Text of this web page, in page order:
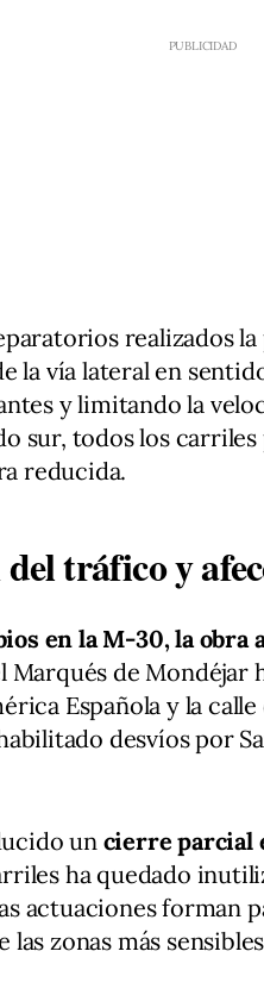
realizados la
la vía lateral en
y limitando la
sur, todos los
reducida.
tráfico y
en la M-30, la obra
Marqués de
Española y la
desvíos por
un cierre parcial
ha quedado
actuaciones forman
las zonas más